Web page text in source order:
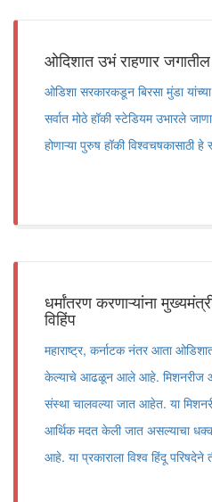
ओदिशात उभं राहणार
ओडिशा सरकारकडून बिरसा मुंडा
सर्वात मोठे हॉकी स्टेडियम उभारले
होणाऱ्या पुरुष हॉकी विश्वचषकासाठी
धर्मांतरण करणाऱ्यांना
विहिंप
महाराष्ट्र, कर्नाटक नंतर आता
केल्याचे आढळून आले आहे. मिशनरीज
संस्था चालवल्या जात आहेत. या
आर्थिक मदत केली जात असल्याचा
आहे. या प्रकाराला विश्व हिंदू